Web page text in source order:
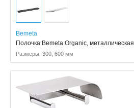
Bemeta
Полочка Bemeta Organic, металлическая
Размеры: 300, 600 мм